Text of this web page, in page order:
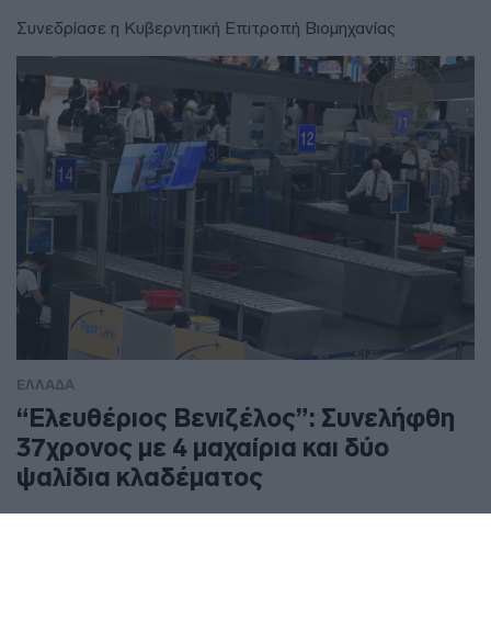
Συνεδρίασε η Κυβερνητική Επιτροπή Βιομηχανίας
ΕΛΛΑΔΑ
“Ελευθέριος Βενιζέλος”: Συνελήφθη
37χρονος με 4 μαχαίρια και δύο
ψαλίδια κλαδέματος